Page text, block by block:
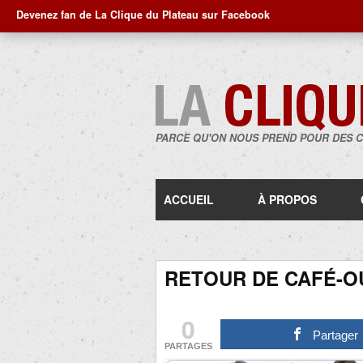
Devenez fan de La Clique du Plateau sur Facebook
PARCE QU'ON NOUS PREND POUR DES
ACCUEIL À PROPOS
RETOUR DE CAFÉ-
0
PARTAGES
Partager